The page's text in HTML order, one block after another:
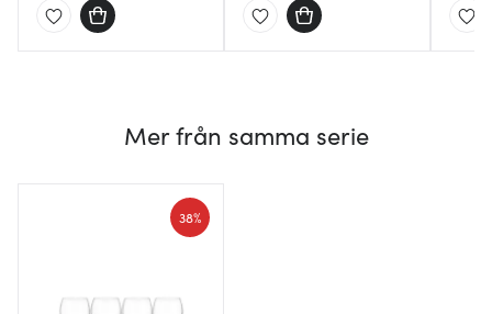
Mer från samma serie
38%